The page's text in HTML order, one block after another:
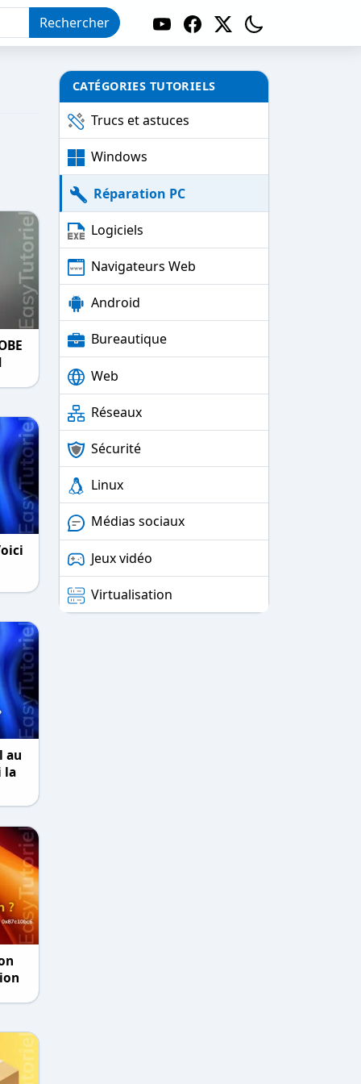
Rechercher
au
la
CATÉGORIES TUTORIELS
Trucs et astuces
Windows
Réparation PC
Logiciels
Navigateurs Web
Android
Bureautique
Web
Réseaux
Sécurité
Linux
Médias sociaux
Jeux vidéo
Virtualisation